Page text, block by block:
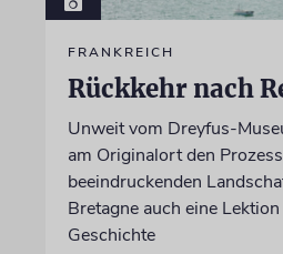
FRANKREICH
Rückkehr nach
Unweit vom Dreyfus-
am Originalort den
beeindruckenden
Bretagne auch eine
Geschichte